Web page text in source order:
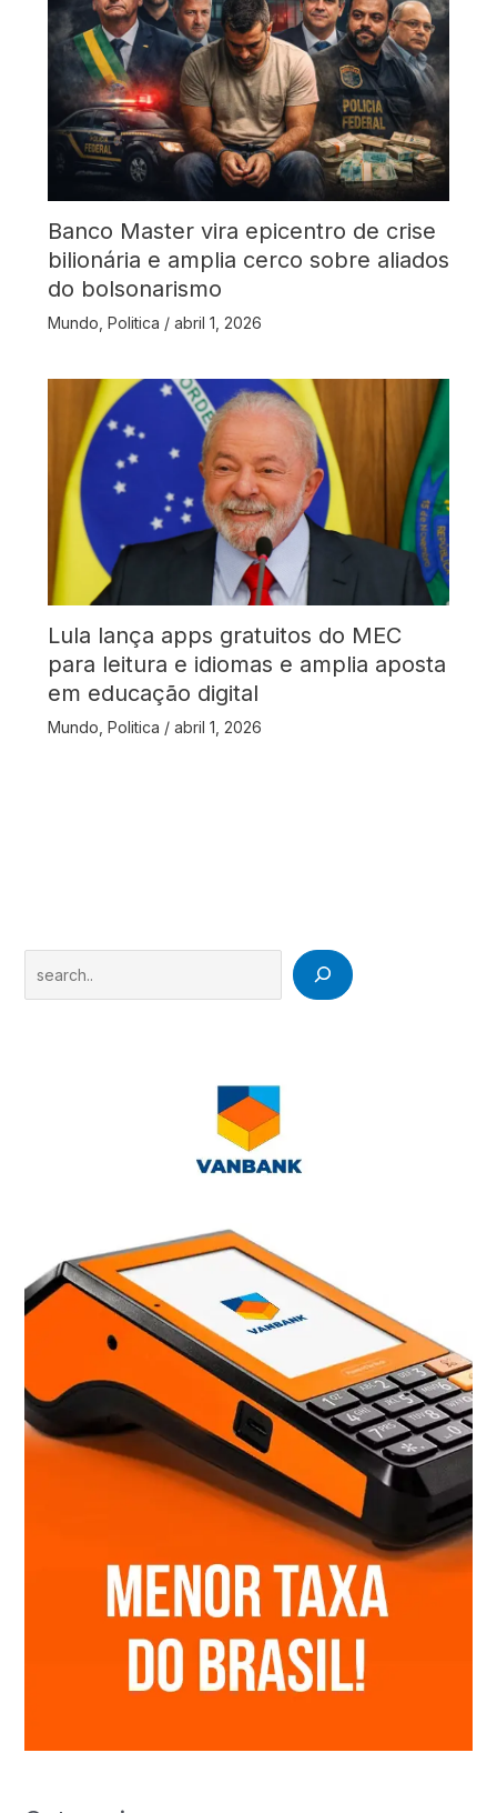
Banco Master vira epicentro de crise
bilionária e amplia cerco sobre aliados
do bolsonarismo
Mundo Politica / abril 1, 2026
Lula lança apps gratuitos do MEC
para leitura e idiomas e amplia aposta
em educação digital
Mundo Politica / abril 1, 2026